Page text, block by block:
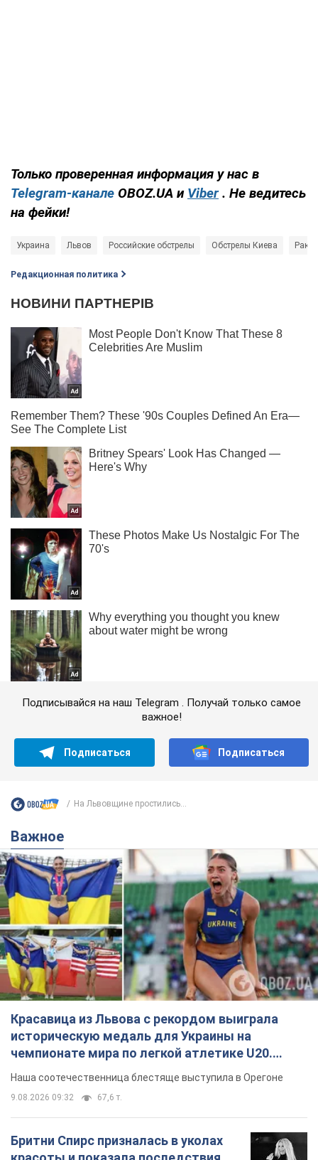
Только проверенная информация у нас в
Telegram-канале OBOZ.UA и Viber . Не ведитесь
на фейки!
Украина Львов Российские обстрелы Обстрелы Киева
Редакционная политика
Подписывайся на наш Telegram . Получай только самое
важное!
Подписаться Подписаться
На Львовщине простились...
Важное
Красавица из Львова с рекордом выиграла
историческую медаль для Украины на
чемпионате мира по легкой атлетике U20.
Видео
Наша соотечественница блестяще выступила в Орегоне
9.08.2026 09:32 67,6 т.
Бритни Спирс призналась в уколах